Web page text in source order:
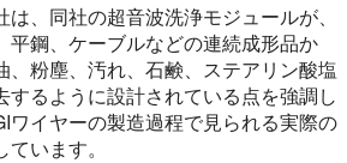
、同社の超音波洗浄モジュールが、
平鋼、ケーブルなどの連続成形品か
、粉塵、汚れ、石鹸、ステアリン酸塩
するように設計されている点を強調し
ワイヤーの製造過程で見られる実際の
います。